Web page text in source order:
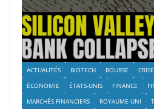
ACTUALITÉS BIOTECH BOURSE CRISE
ÉCONOMIE
ÉTATS-UNIS FINANCE
MARCHÉS FINANCIERS
ROYAUME-UNI